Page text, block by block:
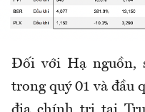
Đối với Hạ nguồn,
trong quý 01 và đầu